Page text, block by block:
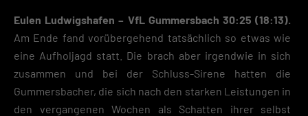
Eulen Ludwigshafen – VfL Gummersbach 30:25 (18:13).
Am Ende fand vorübergehend tatsächlich so etwas wie
eine Aufholjagd statt. Die brach aber irgendwie in sich
zusammen und bei der Schluss-Sirene hatten die
Gummersbacher, die sich nach den starken Leistungen in
den vergangenen Wochen als Schatten ihrer selbst